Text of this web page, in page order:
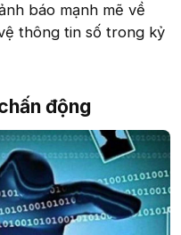
báo mạnh mẽ về
thông tin số trong kỷ
động​